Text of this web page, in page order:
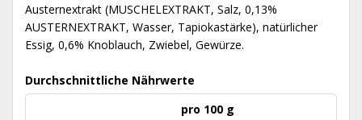
Austernextrakt (MUSCHELEXTRAKT, Salz, 0,13%
AUSTERNEXTRAKT, Wasser, Tapiokastärke), natürlicher
Essig, 0,6% Knoblauch, Zwiebel, Gewürze.
Durchschnittliche Nährwerte
pro 100 g